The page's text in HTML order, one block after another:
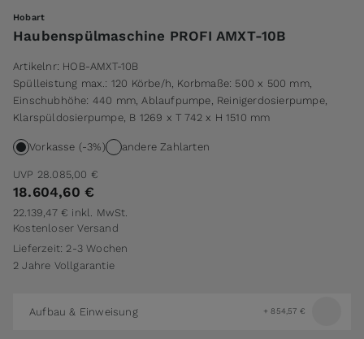
Hobart
Haubenspülmaschine PROFI AMXT-10B
Artikelnr: HOB-AMXT-10B
Spülleistung max.: 120 Körbe/h, Korbmaße: 500 x 500 mm,
Einschubhöhe: 440 mm, Ablaufpumpe, Reinigerdosierpumpe,
Klarspüldosierpumpe, B 1269 x T 742 x H 1510 mm
Vorkasse (-3%) andere Zahlarten
UVP 28.085,00 €
18.604,60 €
22.139,47 € inkl. MwSt.
Kostenloser Versand
Lieferzeit: 2-3 Wochen
2 Jahre Vollgarantie
Aufbau & Einweisung + 854,57 €